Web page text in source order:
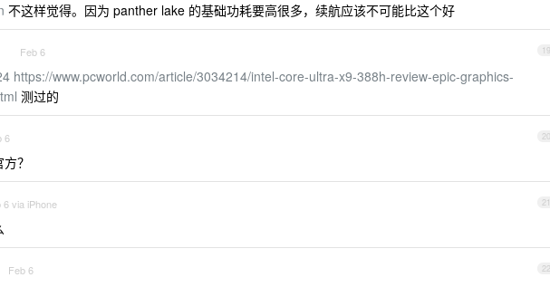
不这样觉得。因为 panther lake 的基础功耗要高很多，续航应该不可能比这个好
19
Feb 6
https://www.pcworld.com/article/3034214/intel-core-ultra-x9-388h-review-epic-graphics-
测过的
20
6
？
21
6 via iPhone
22
Feb 6